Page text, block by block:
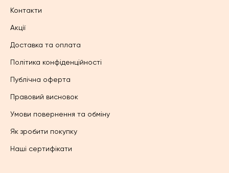
Контакти
Акції
Доставка та оплата
Політика конфіденційності
Публічна оферта
Правовий висновок
Умови повернення та обміну
Як зробити покупку
Наші сертифікати